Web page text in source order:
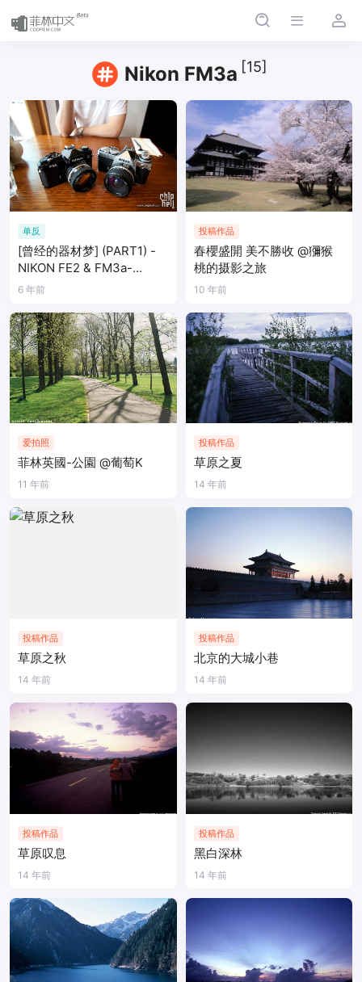
Nikon FM3a [15]
单反
[曾经的器材梦] (PART1) -
NIKON FE2 & FM3a-
ByCHH:keavensheng
6 年前
投稿作品
春櫻盛開 美不勝收 @獼猴
桃的摄影之旅
10 年前
爱拍照
菲林英國-公園 @葡萄K
11 年前
投稿作品
草原之夏
14 年前
投稿作品
草原之秋
14 年前
投稿作品
北京的大城小巷
14 年前
投稿作品
草原叹息
14 年前
投稿作品
黑白深林
14 年前